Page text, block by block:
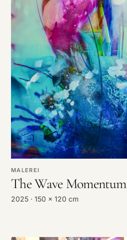
MALEREI
The Wave Momentum
2025 · 150 x 120 cm